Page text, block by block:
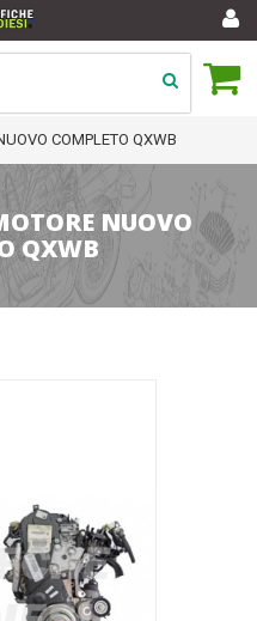
COMPLETO QXWB
NUOVO
QXWB